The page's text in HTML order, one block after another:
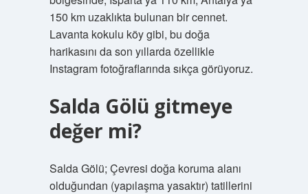
150 km uzaklıkta bulunan bir cennet.
Lavanta kokulu köy gibi, bu doğa
harikasını da son yıllarda özellikle
Instagram fotoğraflarında sıkça görüyoruz.
Salda Gölü gitmeye
değer mi?
Salda Gölü; Çevresi doğa koruma alanı
olduğundan (yapılaşma yasaktır) tatillerini